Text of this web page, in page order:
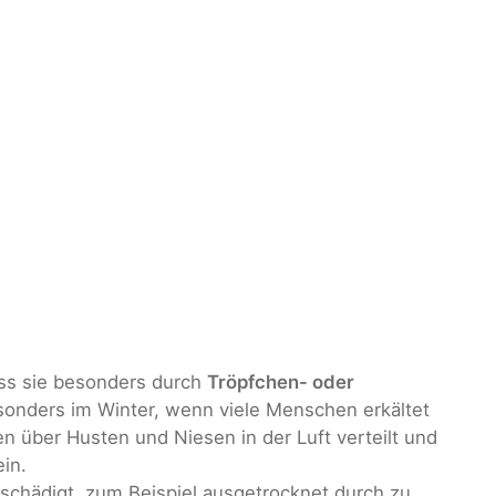
sie besonders durch Tröpfchen- oder
im Winter, wenn viele Menschen erkältet
über Husten und Niesen in der Luft verteilt und